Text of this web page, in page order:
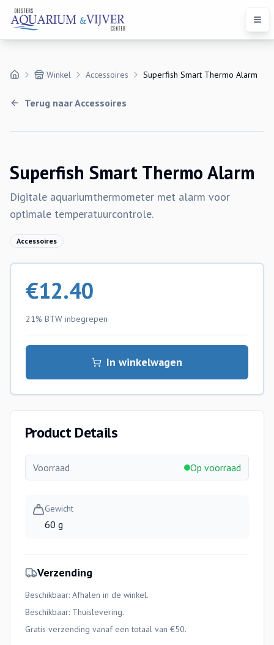
Winkel Accessoires Superfish Smart Thermo Alarm
Terug naarAccessoires
Superfish Smart Thermo Alarm
Digitale aquariumthermometer met alarm voor
optimale temperatuurcontrole.
Accessoires
€12.40
21% BTW inbegrepen
In winkelwagen
Product Details
Voorraad Op voorraad
Gewicht
60 g
Verzending
Beschikbaar: Afhalen in de winkel.
Beschikbaar: Thuislevering.
Gratis verzending vanaf een totaal van €50.